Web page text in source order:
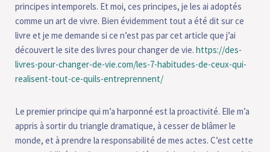
principes intemporels. Et moi, ces principes, je les ai adoptés
comme un art de vivre. Bien évidemment tout a été dit sur ce
livre et je me demande si ce n’est pas par cet article que j’ai
découvert le site des livres pour changer de vie. https://des-
livres-pour-changer-de-vie.com/les-7-habitudes-de-ceux-qui-
realisent-tout-ce-quils-entreprennent/
Le premier principe qui m’a harponné est la proactivité. Elle m’a
appris à sortir du triangle dramatique, à cesser de blâmer le
monde, et à prendre la responsabilité de mes actes. C’est cette